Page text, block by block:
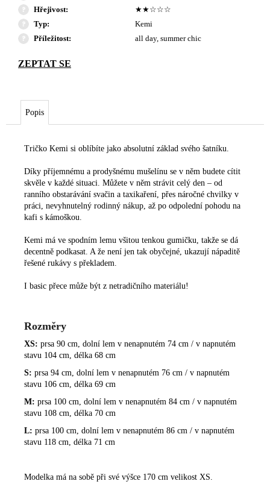
Hřejivost:
★★☆☆☆
Typ:
Kemi
Příležitost: all day, summer chic
Popis
Tričko Kemi si oblíbíte jako absolutní základ svého šatníku.
Díky příjemnému a prodyšnému mušelínu se v něm budete cítit
skvěle v každé situaci. Můžete v něm strávit celý den – od
ranního obstarávání svačin a taxikaření, přes náročné chvilky v
práci, nevyhnutelný rodinný nákup, až po odpolední pohodu na
kafi s kámoškou.
Kemi má ve spodním lemu všitou tenkou gumičku, takže se dá
decentně podkasat. A že není jen tak obyčejné, ukazují nápaditě
řešené rukávy s překladem.
I basic přece může být z netradičního materiálu!
Rozměry
XS: prsa 90 cm, dolní lem v nenapnutém 74 cm / v napnutém
stavu 104 cm, délka 68 cm
S: prsa 94 cm, dolní lem v nenapnutém 76 cm / v napnutém
stavu 106 cm, délka 69 cm
M: prsa 100 cm, dolní lem v nenapnutém 84 cm / v napnutém
stavu 108 cm, délka 70 cm
L: prsa 100 cm, dolní lem v nenapnutém 86 cm / v napnutém
stavu 118 cm, délka 71 cm
Modelka má na sobě při své výšce 170 cm velikost XS.